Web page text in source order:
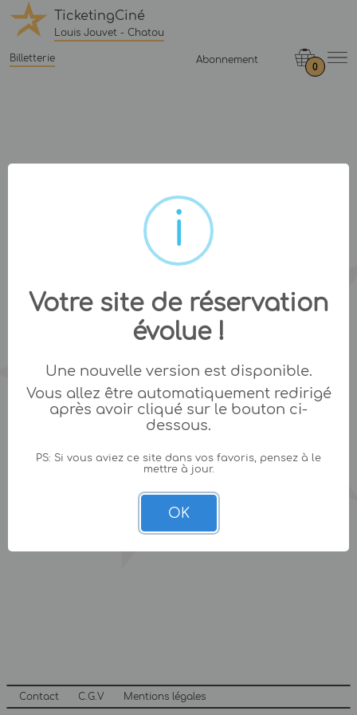
TicketingCiné
Louis Jouvet - Chatou
Billetterie Abonnement
0
Contact C.G.V Mentions légales
Votre site de réservation
évolue !
Une nouvelle version est disponible.
Vous allez être automatiquement redirigé
après avoir cliqué sur le bouton ci-
dessous.
PS: Si vous aviez ce site dans vos favoris, pensez à le
mettre à jour.
OK